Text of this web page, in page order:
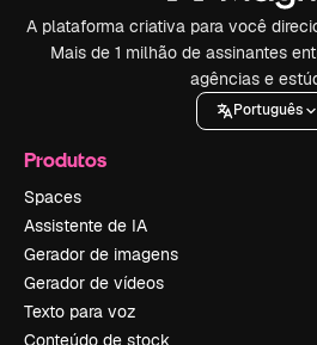
A plataforma criativa para você
Mais de 1 milhão de assinantes
agências e
Português
Produtos
Spaces
Assistente de IA
Gerador de imagens
Gerador de vídeos
Texto para voz
Conteúdo de stock